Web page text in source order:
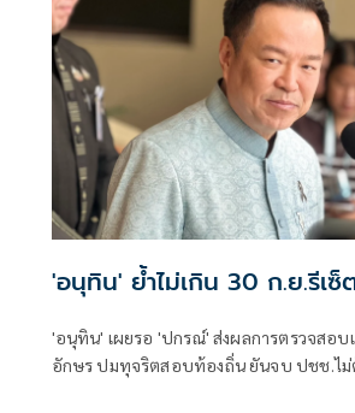
'อนุทิน' ย้ำไม่เกิน 30 ก.ย.รีเซ็
'อนุทิน' เผยรอ 'ปกรณ์' ส่งผลการตรวจสอ
อักษร ปมทุจริตสอบท้องถิ่น ยันจบ ปชช.ไม่